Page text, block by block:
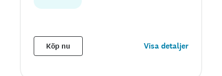
Köp nu Visa detaljer